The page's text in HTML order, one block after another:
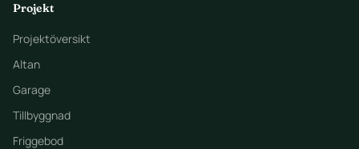
Projekt
Projektöversikt
Altan
Garage
Tillbyggnad
Friggebod